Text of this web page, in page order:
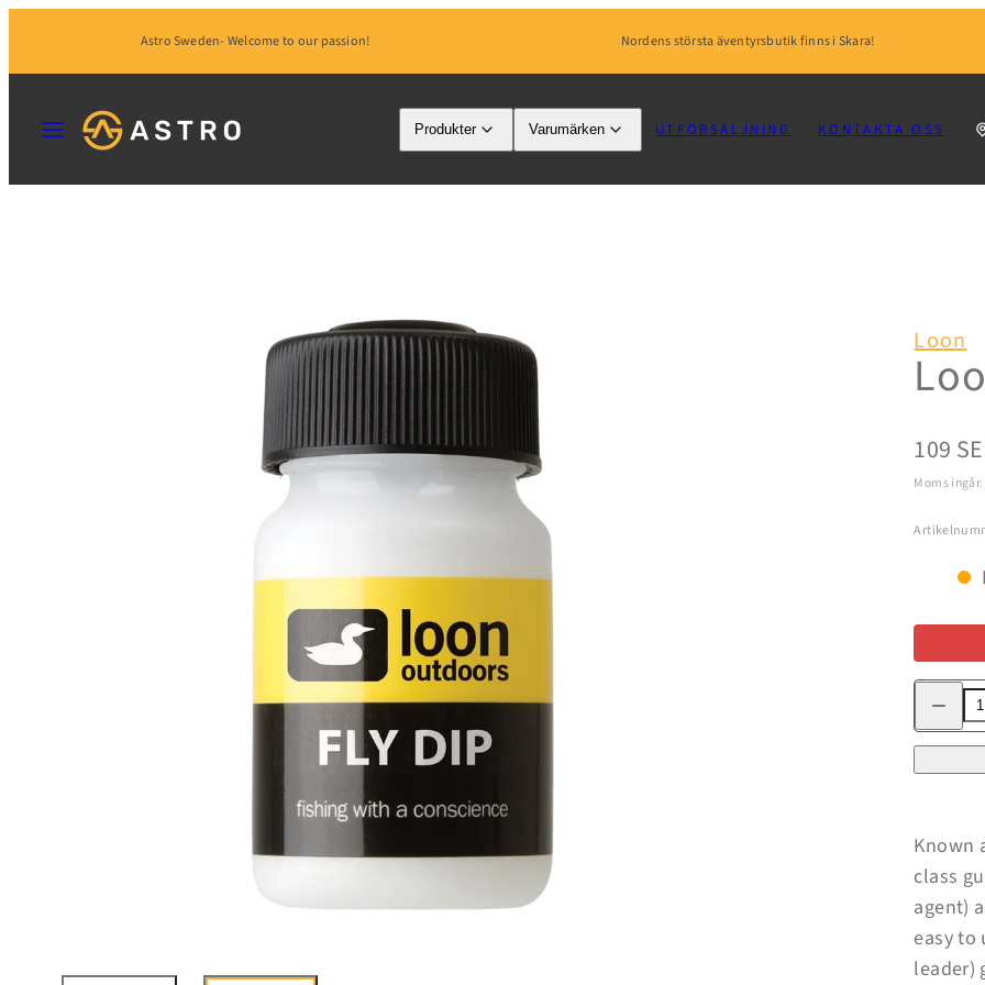
Astro Sweden- Welcome to our passion! Nordens största äventyrsbutik finns i Skara!
Produkter Varumärken UTFÖRSÄLJNING KONTAKTA OSS
Loon
109
Moms ingår.
Minska
kvantitet
Dip
Known
class
agent)
easy to
leader)